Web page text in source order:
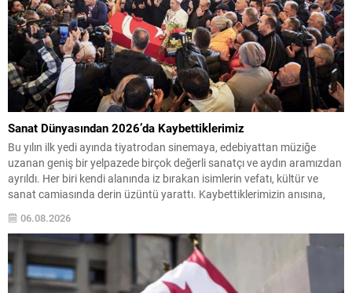
Sanat Dünyasından 2026’da Kaybettiklerimiz
Bu yılın ilk yedi ayında tiyatrodan sinemaya, edebiyattan müziğe
uzanan geniş bir yelpazede birçok değerli sanatçı ve aydın aramızdan
ayrıldı. Her biri kendi alanında iz bırakan isimlerin vefatı, kültür ve
sanat camiasında derin üzüntü yarattı. Kaybettiklerimizin anısına,
yaşamları boyunca üretip bıraktıkları eserler ve katkılar yeniden
hatırlanıyor; sanat dünyasının hafızasında kalıcı...
06.08.2026